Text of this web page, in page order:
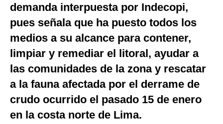
EEUU
México
España
Tecnología
Club del Suscriptor
demanda interpuesta por Indecopi,
pues señala que ha puesto todos los
medios a su alcance para contener,
limpiar y remediar el litoral, ayudar a
las comunidades de la zona y rescatar
a la fauna afectada por el derrame de
crudo ocurrido el pasado 15 de enero
en la costa norte de Lima.